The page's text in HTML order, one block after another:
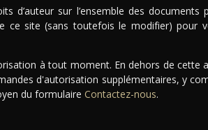
d’auteur sur l’ensemble des
site (sans toutefois le modifier) pour
à tout moment. En dehors de
d'autorisation supplémentaires, y
du formulaire Contactez-nous.